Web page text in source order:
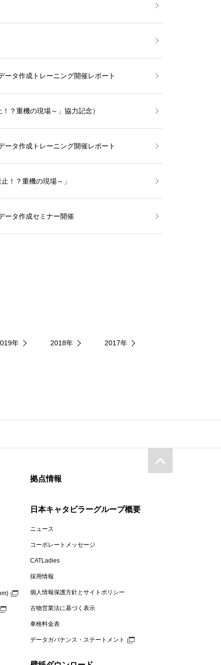
タ作成トレーニング開催レポート
？重機の現場～」協力記念）
タ作成トレーニング開催レポート
！？重機の現場～」
タ作成セミナー開催
年 2018年 2017年
拠点情報
日本キャタピラーグループ概要
ニュース
コーポレートメッセージ
CATLadies
採用情報
個人情報保護方針とサイトポリシー
古物営業法に基づく表示
車検料金表
データガバナンス・ステートメント